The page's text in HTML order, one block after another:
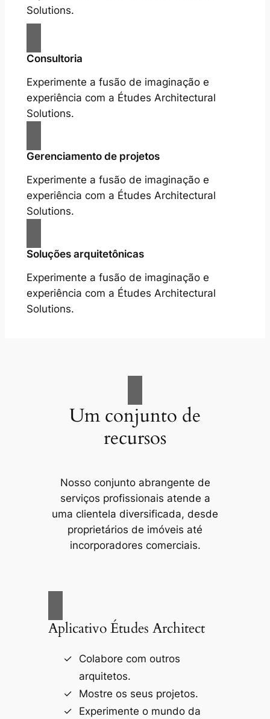
Solutions.
Consultoria
Experimente a fusão de imaginação e
experiência com a Études Architectural
Solutions.
Gerenciamento de projetos
Experimente a fusão de imaginação e
experiência com a Études Architectural
Solutions.
Soluções arquitetônicas
Experimente a fusão de imaginação e
experiência com a Études Architectural
Solutions.
Um conjunto de
recursos
Nosso conjunto abrangente de
serviços profissionais atende a
uma clientela diversificada, desde
proprietários de imóveis até
incorporadores comerciais.
Aplicativo Études Architect
Colabore com outros
arquitetos.
Mostre os seus projetos.
Experimente o mundo da